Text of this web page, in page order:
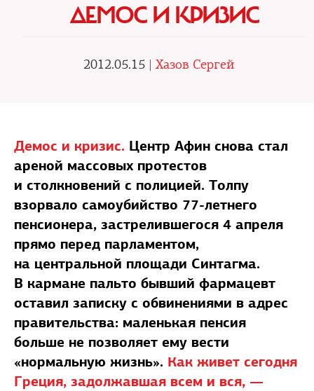
ДЕМОС И КРИЗИС
2012.05.15 | Хазов Сергей
Демос и кризис. Центр Афин снова стал
ареной массовых протестов
и столкновений с полицией. Толпу
взорвало самоубийство 77-летнего
пенсионера, застрелившегося 4 апреля
прямо перед парламентом,
на центральной площади Синтагма.
В кармане пальто бывший фармацевт
оставил записку с обвинениями в адрес
правительства: маленькая пенсия
больше не позволяет ему вести
«нормальную жизнь». Как живет сегодня
Греция, задолжавшая всем и вся, —